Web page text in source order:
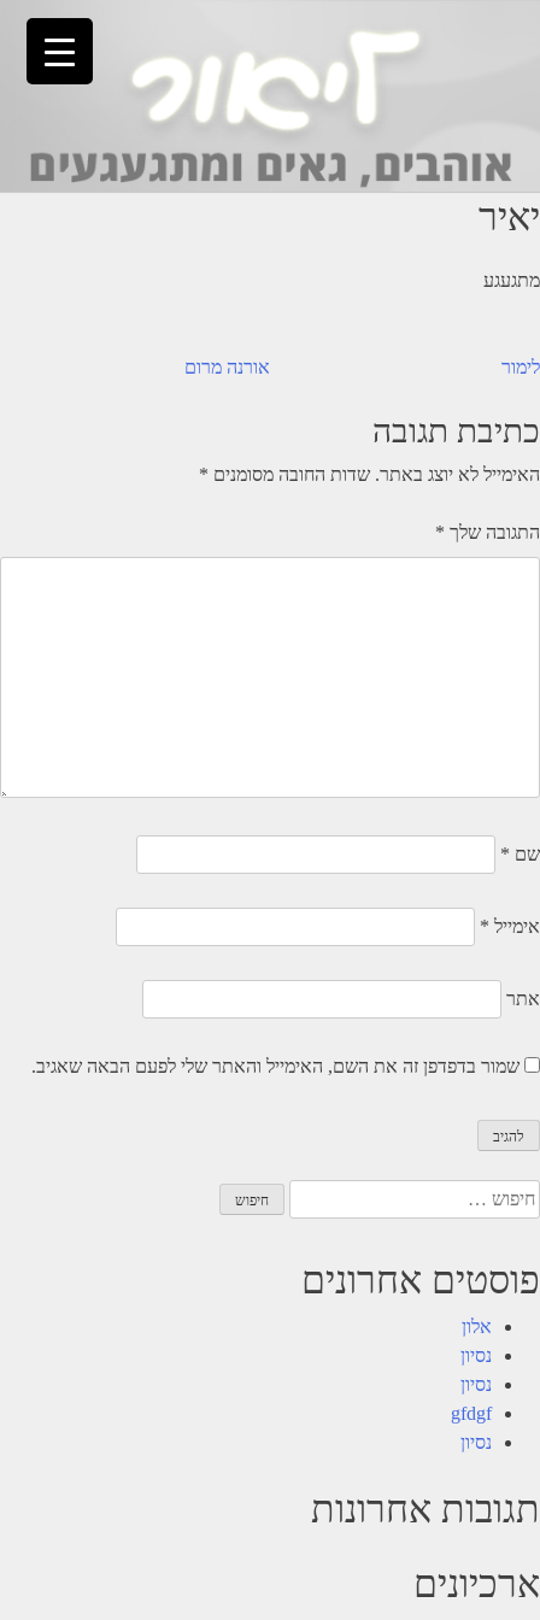
יאיר
מתגעגע
ניווט אורנה מרום לימור
כתיבת תגובה
האימייל לא יוצג באתר. שדות החובה מסומנים *
התגובה שלך *
שם *
אימייל *
אתר
שמור בדפדפן זה את השם, האימייל והאתר שלי לפעם הבאה שאגיב.
חיפוש:
פוסטים אחרונים
אלון
נסיון
נסיון
gfdgf
נסיון
תגובות אחרונות
ארכיונים